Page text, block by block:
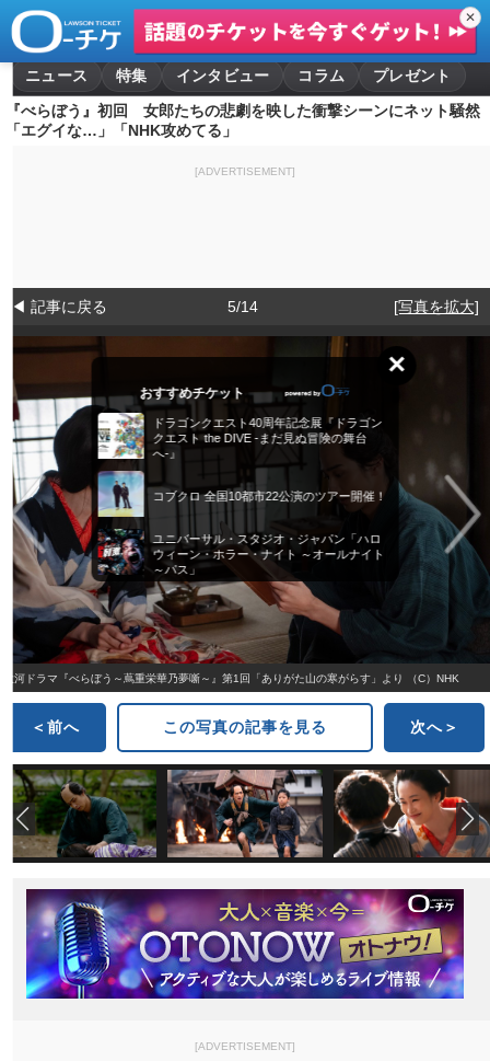
✕
ニュース 特集 インタビュー コラム
プレゼント
『べらぼう』初回 女郎たちの悲劇を映した衝撃シーンにネット騒然
「エグイな…」「NHK攻めてる」
[ADVERTISEMENT]
◀ 記事に戻る 5/14 [写真を拡大]
×
おすすめチケット
ドラゴンクエスト40周年記念展『ドラゴン
クエスト the DIVE -まだ見ぬ冒険の舞台
へ-』
コブクロ 全国10都市22公演のツアー開催！
ユニバーサル・スタジオ・ジャパン「ハロ
ウィーン・ホラー・ナイト ～オールナイト
～パス」
大河ドラマ『べらぼう～蔦重栄華乃夢噺～』第1回「ありがた山の寒がらす」より （C）NHK
＜前へ この写真の記事を見る 次へ＞
[ADVERTISEMENT]